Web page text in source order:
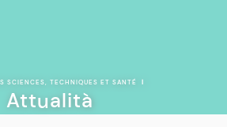
SCIENCES, TECHNIQUES ET SANTÉ |
Attualità